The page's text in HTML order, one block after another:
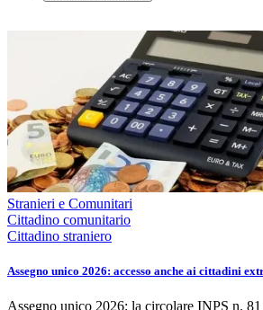
Stranieri e Comunitari
Cittadino comunitario
Cittadino straniero
Assegno unico 2026: accesso anche ai cittadini
Assegno unico 2026: la circolare INPS n.